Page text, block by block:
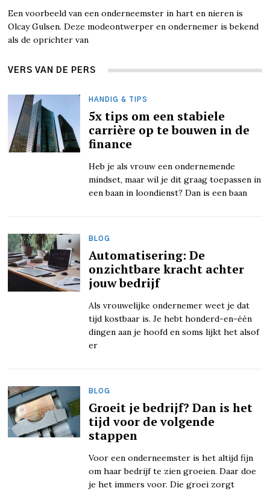
Een voorbeeld van een onderneemster in hart en nieren is
Olcay Gulsen. Deze modeontwerper en ondernemer is bekend
als de oprichter van
VERS VAN DE PERS
HANDIG & TIPS
5x tips om een stabiele
carrière op te bouwen in de
finance
Heb je als vrouw een ondernemende
mindset, maar wil je dit graag toepassen in
een baan in loondienst? Dan is een baan
BLOG
Automatisering: De
onzichtbare kracht achter
jouw bedrijf
Als vrouwelijke ondernemer weet je dat
tijd kostbaar is. Je hebt honderd-en-één
dingen aan je hoofd en soms lijkt het alsof
er
BLOG
Groeit je bedrijf? Dan is het
tijd voor de volgende
stappen
Voor een onderneemster is het altijd fijn
om haar bedrijf te zien groeien. Daar doe
je het immers voor. Die groei zorgt